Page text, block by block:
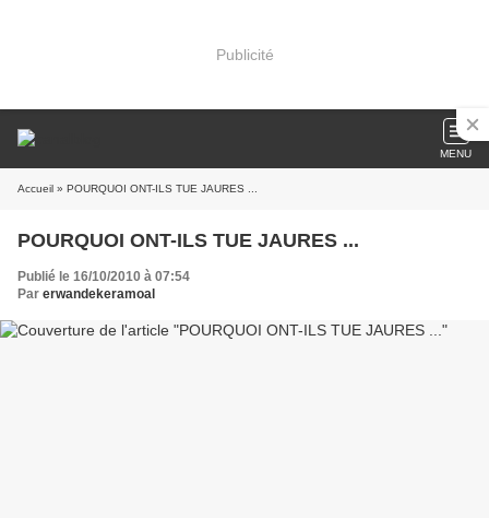
Publicité
MENU
Accueil » POURQUOI ONT-ILS TUE JAURES ...
POURQUOI ONT-ILS TUE JAURES ...
Publié le 16/10/2010 à 07:54
Par erwandekeramoal